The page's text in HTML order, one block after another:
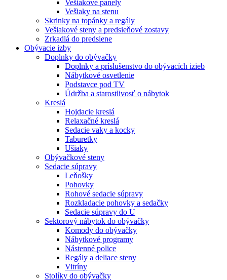
Vešiakové panely
Vešiaky na stenu
Skrinky na topánky a regály
Vešiakové steny a predsieňové zostavy
Zrkadlá do predsiene
Obývacie izby
Doplnky do obývačky
Doplnky a príslušenstvo do obývacích izieb
Nábytkové osvetlenie
Podstavce pod TV
Údržba a starostlivosť o nábytok
Kreslá
Hojdacie kreslá
Relaxačné kreslá
Sedacie vaky a kocky
Taburetky
Ušiaky
Obývačkové steny
Sedacie súpravy
Leňošky
Pohovky
Rohové sedacie súpravy
Rozkladacie pohovky a sedačky
Sedacie súpravy do U
Sektorový nábytok do obývačky
Komody do obývačky
Nábytkové programy
Nástenné police
Regály a deliace steny
Vitríny
Stolíky do obývačky